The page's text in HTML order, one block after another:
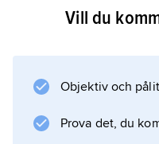
Daily Life in China
Information
Vill du
Objektiv och
Prova det, du